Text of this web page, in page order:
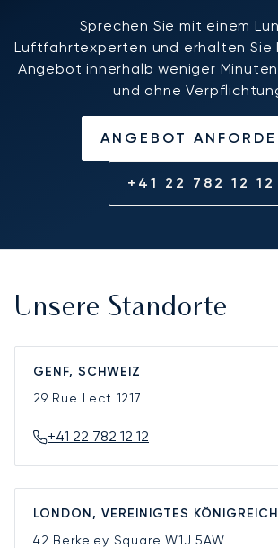
Sprechen Sie mit einem
Luftfahrtexperten und erhalten Sie
Angebot innerhalb weniger
und ohne
ANGEBOT
+41 22 782 12 12
Unsere Standorte
GENF, SCHWEIZ
29 Rue Lect 1217
+41 22 782 12 12
LONDON, VEREINIGTES KÖNIGREICH
42 Berkeley SquareW1J 5AW